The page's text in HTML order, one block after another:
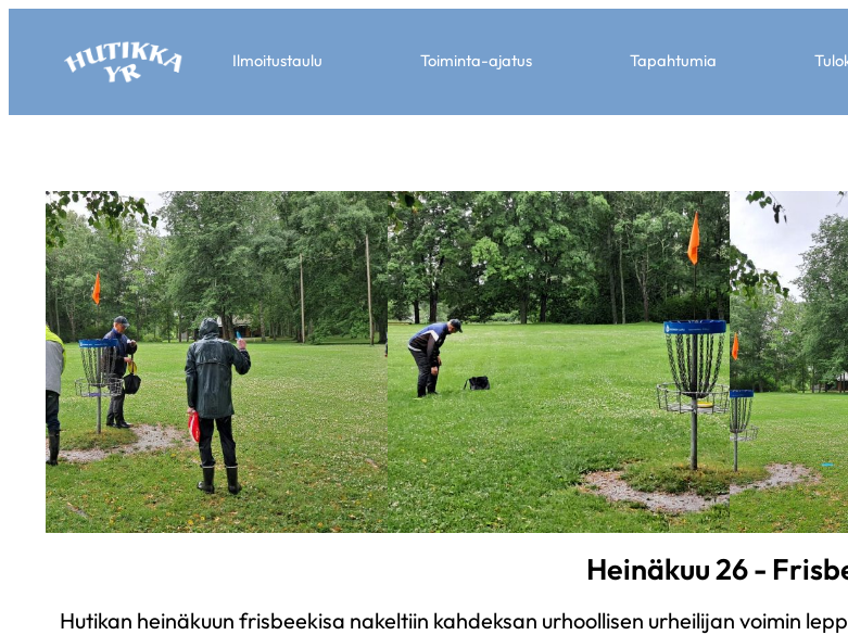
Ilmoitustaulu Toiminta-ajatus Tapahtumia
Heinäkuu 26 -
Hutikan heinäkuun frisbeekisa nakeltiin kahdeksan urhoollisen urheilijan voimin